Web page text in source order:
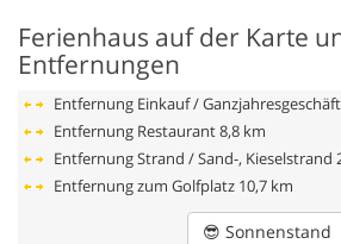
Ferienhaus auf der Karte
Entfernungen
Entfernung Einkauf / Ganzjahresgeschäft
Entfernung Restaurant8,8 km
Entfernung Strand / Sand-, Kieselstrand
Entfernung zum Golfplatz 10,7 km
😎 Sonnenstand